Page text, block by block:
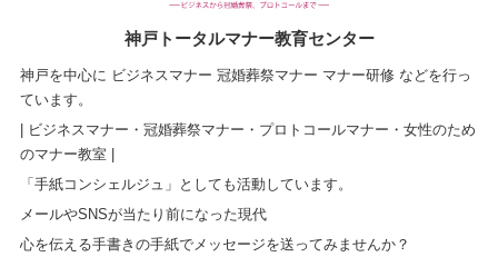
神戸トータルマナー教育センター
神戸を中心に ビジネスマナー 冠婚葬祭マナー マナー研修 などを行っ
ています。
| ビジネスマナー・冠婚葬祭マナー・プロトコールマナー・女性のため
のマナー教室 |
「手紙コンシェルジュ」としても活動しています。
メールやSNSが当たり前になった現代
心を伝える手書きの手紙でメッセージを送ってみませんか？